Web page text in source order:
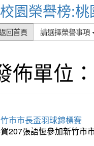
校園榮譽榜:
回首頁 請選擇榮譽事項
佈單位
市市長盃羽球錦標賽
207張語恆參加新竹市